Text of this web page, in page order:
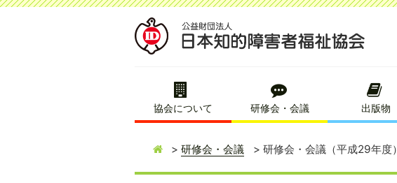
協会について 研修会・会議 出版物
研修会・会議 研修会・会議（平成29年度）